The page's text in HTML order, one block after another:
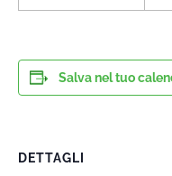
Salva nel tuo
DETTAGLI